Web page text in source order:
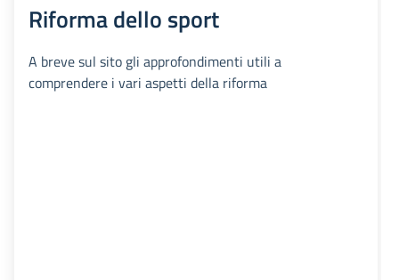
Riforma dello sport
A breve sul sito gli approfondimenti utili a
comprendere i vari aspetti della riforma